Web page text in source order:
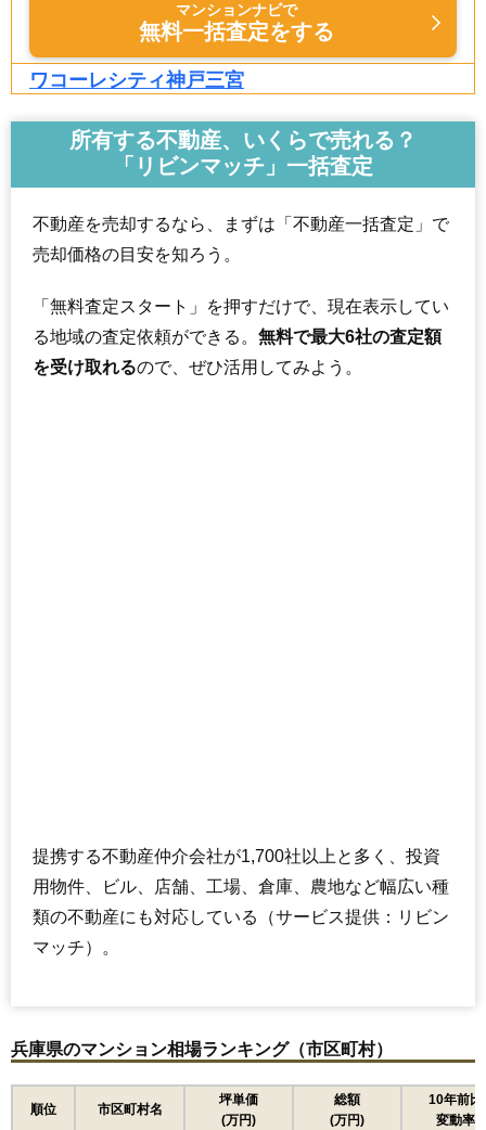
マンションナビで
無料一括査定をする
ワコーレシティ神戸三宮
貿易センター駅（3分）、神戸三宮駅（10分）
5,520万円～5,920万円
(77.7万円/㎡~83.4万円/㎡)
マンションナビで
ルネ神戸北町2サウスコート3番館
住所 兵庫県神戸市北区日の峰5丁目
住所 兵庫県西宮市西宮浜4丁目
交通
相場 1,910万円～2,110万円
(29.4万円/㎡~32.5万円/㎡)
阪急日生ニュータウン花咲く丘の街
住所 兵庫県川西市丸山台1丁目
所有する不動産、いくらで売れる？
「リビンマッチ」一括査定
不動産を売却するなら、まずは「不動産一括査定」で
売却価格の目安を知ろう。
「無料査定スタート」を押すだけで、現在表示してい
る地域の査定依頼ができる。 無料で最大6社の査定額
を受け取れるので、ぜひ活用してみよう。
提携する不動産仲介会社が1,700社以上と多く、投資
用物件、ビル、店舗、工場、倉庫、農地など幅広い種
類の不動産にも対応している（サービス提供：リビン
マッチ）。
兵庫県のマンション相場ランキング（市区町村）
順位 市区町村名
坪単価
(万円)
総額
(万円)
10年前比
変動率